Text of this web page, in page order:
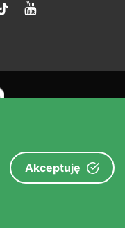
Akceptuję